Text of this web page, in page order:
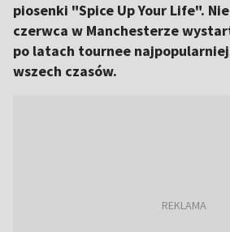
piosenki "Spice Up Your Life".
czerwca w Manchesterze
po latach tournee
wszech czasów.